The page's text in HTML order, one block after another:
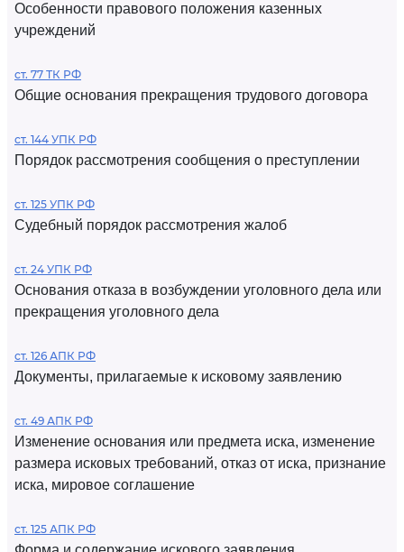
Особенности правового положения казенных
учреждений
ст. 77 ТК РФ
Общие основания прекращения трудового договора
ст. 144 УПК РФ
Порядок рассмотрения сообщения о преступлении
ст. 125 УПК РФ
Судебный порядок рассмотрения жалоб
ст. 24 УПК РФ
Основания отказа в возбуждении уголовного дела или
прекращения уголовного дела
ст. 126 АПК РФ
Документы, прилагаемые к исковому заявлению
ст. 49 АПК РФ
Изменение основания или предмета иска, изменение
размера исковых требований, отказ от иска, признание
иска, мировое соглашение
ст. 125 АПК РФ